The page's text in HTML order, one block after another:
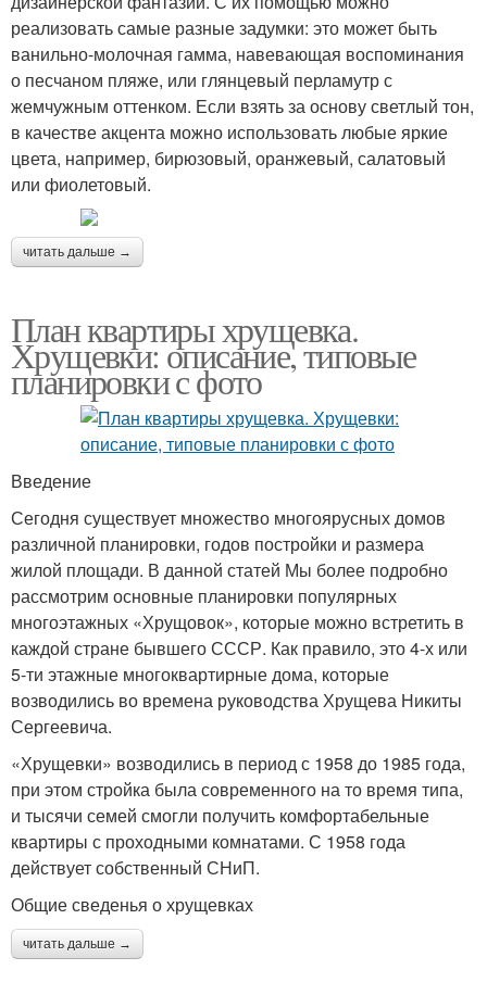
реализовать самые разные задумки: это может быть
ванильно-молочная гамма, навевающая воспоминания
о песчаном пляже, или глянцевый перламутр с
жемчужным оттенком. Если взять за основу светлый тон,
в качестве акцента можно использовать любые яркие
цвета, например, бирюзовый, оранжевый, салатовый
или фиолетовый.
читать дальше →
План квартиры хрущевка.
Хрущевки: описание, типовые
планировки с фото
Введение
Сегодня существует множество многоярусных домов
различной планировки, годов постройки и размера
жилой площади. В данной статей Мы более подробно
рассмотрим основные планировки популярных
многоэтажных «Хрущовок», которые можно встретить в
каждой стране бывшего СССР. Как правило, это 4-х или
5-ти этажные многоквартирные дома, которые
возводились во времена руководства Хрущева Никиты
Сергеевича.
«Хрущевки» возводились в период с 1958 до 1985 года,
при этом стройка была современного на то время типа,
и тысячи семей смогли получить комфортабельные
квартиры с проходными комнатами. С 1958 года
действует собственный СНиП.
Общие сведенья о хрущевках
читать дальше →